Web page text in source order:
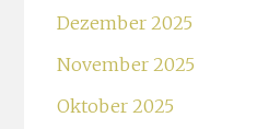
Dezember 2025
November 2025
Oktober 2025